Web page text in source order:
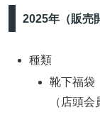
2025年（販売
種類
靴下福袋
（店頭